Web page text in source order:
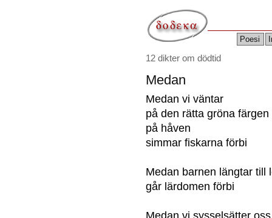
Poesi
12 dikter om dödtid
Medan
Medan vi väntar
på den rätta gröna färgen
på håven
simmar fiskarna förbi
Medan barnen längtar till
går lärdomen förbi
Medan vi sysselsätter oss